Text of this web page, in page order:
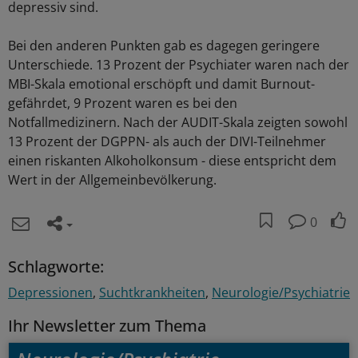
depressiv sind.
Bei den anderen Punkten gab es dagegen geringere
Unterschiede. 13 Prozent der Psychiater waren nach der
MBI-Skala emotional erschöpft und damit Burnout-
gefährdet, 9 Prozent waren es bei den
Notfallmedizinern. Nach der AUDIT-Skala zeigten sowohl
13 Prozent der DGPPN- als auch der DIVI-Teilnehmer
einen riskanten Alkoholkonsum - diese entspricht dem
Wert in der Allgemeinbevölkerung.
0
Schlagworte:
Depressionen Suchtkrankheiten Neurologie/Psychiatrie
Ihr Newsletter zum Thema